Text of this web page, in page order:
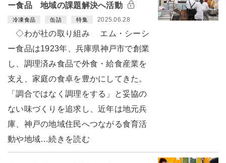
ー食品 地域の課題解決へ活動
冷凍食品 缶詰 特集 2025.06.28
◇わが社の取り組み エム・シーシ
ー食品は1923年、兵庫県神戸市で創業
し、調理済み食品で外食・給食産業を
支え、家庭の食卓を豊かにしてきた。
「調合ではなく調理をする」と妥協の
ない味づくりを追求し、近年は地元兵
庫、神戸の地域住民へつながる食育活
動や地域…続きを読む